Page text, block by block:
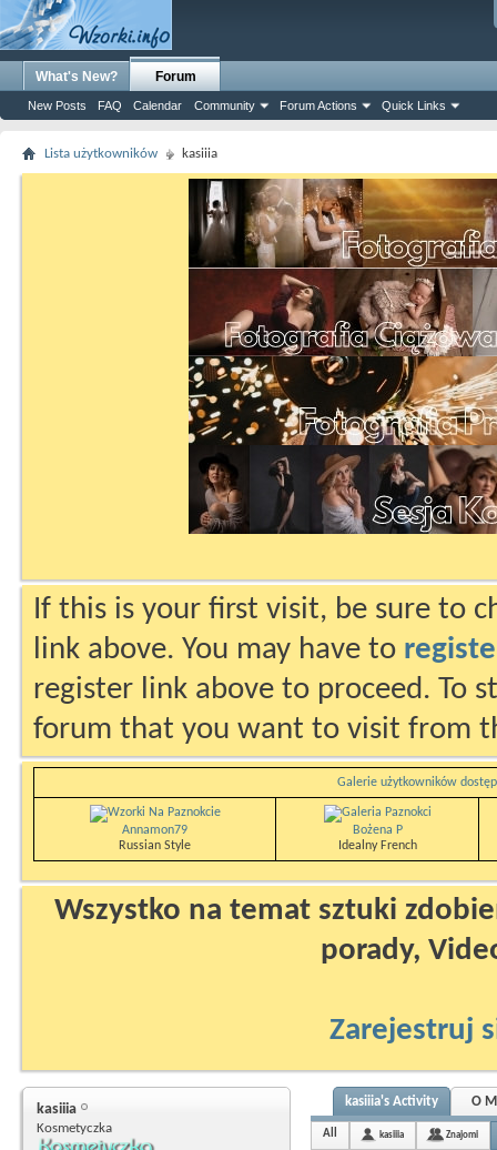
What's New? Forum
New Posts FAQ Calendar Community Forum Actions Quick Links
Lista użytkowników kasiiia
If this is your first visit, be sure to
link above. You may have to
register link above to proceed. To
forum that you want to visit from
Galerie użytkowników
Annamon79
Russian Style
Bożena P
Idealny French
Wszystko na temat sztuki
porady,
Zarejestruj
kasiiia
Kosmetyczka
kasiiia's Activity O
All kasiiia Znajomi